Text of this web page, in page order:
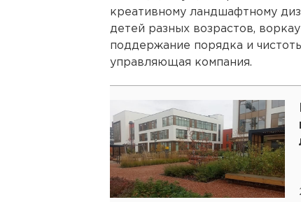
креативному ландшафтному
детей разных возрастов,
поддержание порядка и
управляющая компания.